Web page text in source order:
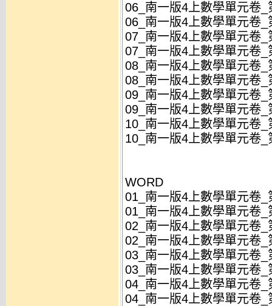
06_南一版4上數學單元卷
06_南一版4上數學單元卷
07_南一版4上數學單元卷
07_南一版4上數學單元卷
08_南一版4上數學單元卷
08_南一版4上數學單元卷
09_南一版4上數學單元卷
09_南一版4上數學單元卷
10_南一版4上數學單元卷
10_南一版4上數學單元卷
WORD
01_南一版4上數學單元卷
01_南一版4上數學單元卷
02_南一版4上數學單元卷
02_南一版4上數學單元卷
03_南一版4上數學單元卷
03_南一版4上數學單元卷
04_南一版4上數學單元卷
04_南一版4上數學單元卷